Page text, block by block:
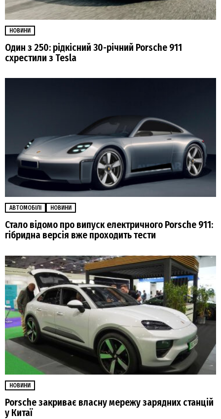
НОВИНИ
Один з 250: рідкісний 30-річний Porsche 911
схрестили з Tesla
АВТОМОБІЛІ НОВИНИ
Стало відомо про випуск електричного Porsche 911:
гібридна версія вже проходить тести
НОВИНИ
Porsche закриває власну мережу зарядних станцій
у Китаї